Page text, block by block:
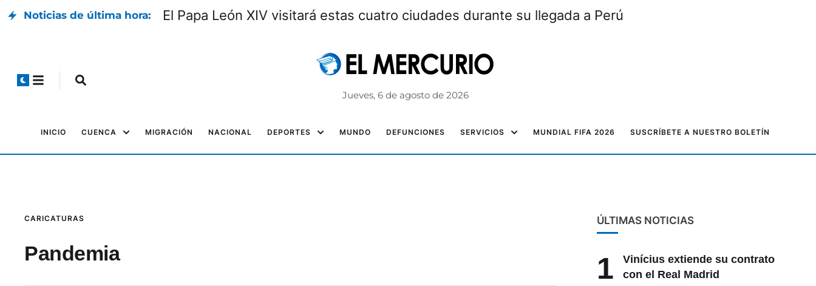
Noticias de última hora: El Papa León XIV visitará estas cuatro ciudades durante su llegada a Perú
Jueves, 6 de agosto de 2026
INICIO CUENCA MIGRACIÓN NACIONAL DEPORTES MUNDO DEFUNCIONES SERVICIOS MUNDIAL FIFA 2026 SUSCRÍBETE A NUESTRO BOLETÍN
CARICATURAS
Pandemia
ÚLTIMAS NOTICIAS
1
Vinícius extiende su contrato
con el Real Madrid